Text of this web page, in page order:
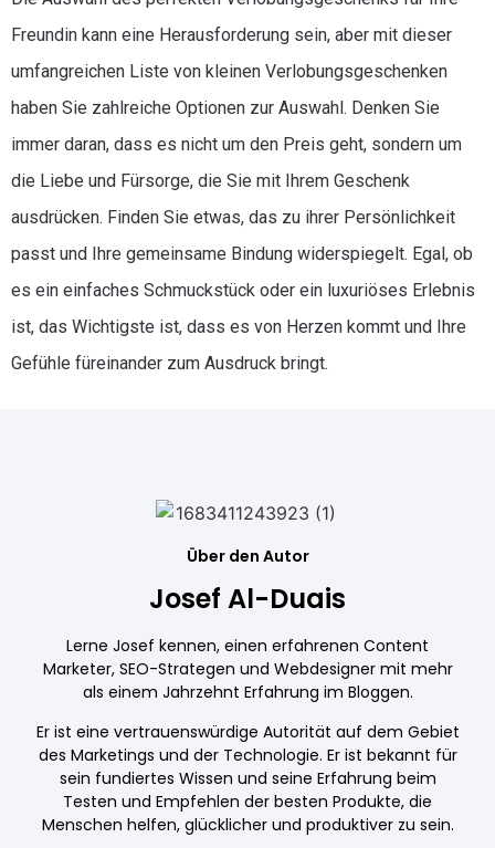
Freundin kann eine Herausforderung sein, aber mit dieser
umfangreichen Liste von kleinen Verlobungsgeschenken
haben Sie zahlreiche Optionen zur Auswahl. Denken Sie
immer daran, dass es nicht um den Preis geht, sondern um
die Liebe und Fürsorge, die Sie mit Ihrem Geschenk
ausdrücken. Finden Sie etwas, das zu ihrer Persönlichkeit
passt und Ihre gemeinsame Bindung widerspiegelt. Egal, ob
es ein einfaches Schmuckstück oder ein luxuriöses Erlebnis
ist, das Wichtigste ist, dass es von Herzen kommt und Ihre
Gefühle füreinander zum Ausdruck bringt.
Über den Autor
Josef Al-Duais
Lerne Josef kennen, einen erfahrenen Content
Marketer, SEO-Strategen und Webdesigner mit mehr
als einem Jahrzehnt Erfahrung im Bloggen.
Er ist eine vertrauenswürdige Autorität auf dem Gebiet
des Marketings und der Technologie. Er ist bekannt für
sein fundiertes Wissen und seine Erfahrung beim
Testen und Empfehlen der besten Produkte, die
Menschen helfen, glücklicher und produktiver zu sein.